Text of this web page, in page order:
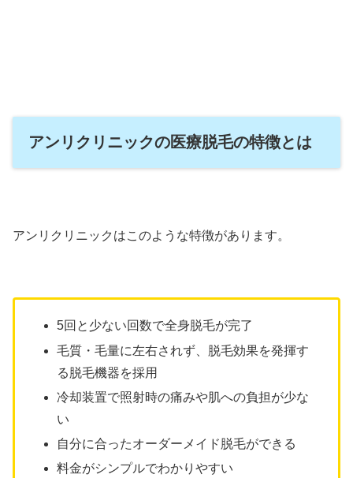
アンリクリニックの医療脱毛の特徴とは
アンリクリニックはこのような特徴があります。
5回と少ない回数で全身脱毛が完了
毛質・毛量に左右されず、脱毛効果を発揮す
る脱毛機器を採用
冷却装置で照射時の痛みや肌への負担が少な
い
自分に合ったオーダーメイド脱毛ができる
料金がシンプルでわかりやすい